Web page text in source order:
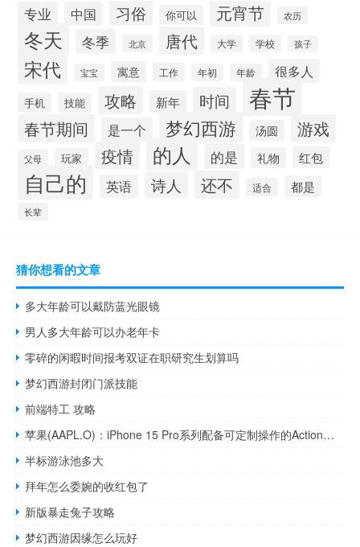
专业 中国 习俗 你可以 元宵节 农历
冬天 冬季 北京 唐代 大学 学校 孩子
宋代 宝宝 寓意 工作 年初 年龄 很多人
手机 技能 攻略 新年 时间 春节
春节期间 是一个 梦幻西游 汤圆 游戏
父母 玩家 疫情 的人 的是 礼物 红包
自己的 英语 诗人 还不 适合 都是
长辈
猜你想看的文章
多大年龄可以戴防蓝光眼镜
男人多大年龄可以办老年卡
零碎的闲暇时间报考双证在职研究生划算吗
梦幻西游封闭门派技能
前端特工 攻略
苹果(AAPL.O)：iPhone 15 Pro系列配备可定制操作的Action按键
半标游泳池多大
拜年怎么委婉的收红包了
新版暴走兔子攻略
梦幻西游因缘怎么玩好